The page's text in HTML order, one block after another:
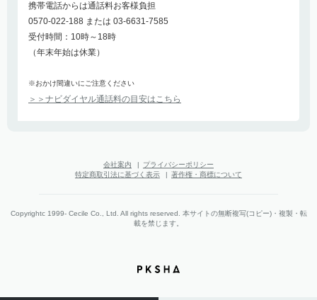
携帯電話からは通話料お客様負担
0570-022-188 または 03-6631-7585
受付時間：10時～18時
（年末年始は休業）
※おかけ間違いにご注意ください
＞＞ナビダイヤル通話料の目安はこちら
会社案内
プライバシーポリシー
特定商取引法に基づく表示
著作権・商標について
Copyrightc 1999- Cecile Co., Ltd. All rights reserved. 本サイトの無断複写(コピー)・複製・転
載を禁じます。